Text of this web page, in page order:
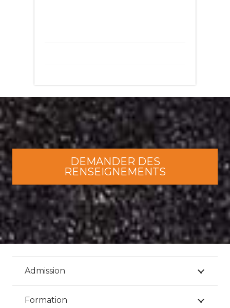
DEMANDER DES
RENSEIGNEMENTS
Admission
Formation